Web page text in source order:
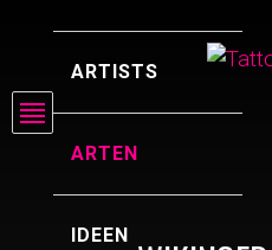
ARTISTS
ARTEN
IDEEN